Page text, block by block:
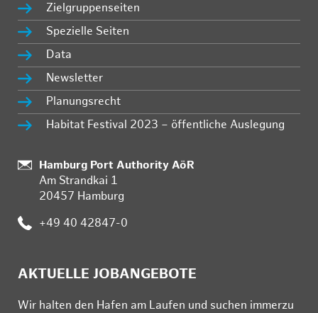
Zielgruppenseiten
Spezielle Seiten
Data
Newsletter
Planungsrecht
Habitat Festival 2023 – öffentliche Auslegung
Standort:
Hamburg Port Authority AöR
Am Strandkai 1
20457 Hamburg
Telefon:
+49 40 42847-0
AKTUELLE JOBANGEBOTE
Wir hal­ten den Ha­fen am Lau­fen und su­chen im­mer­zu